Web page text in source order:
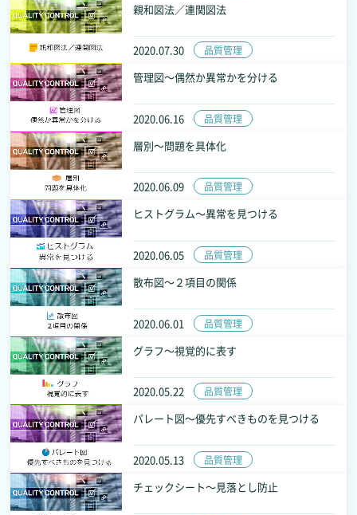
2020.07.30 品質管理
親和図法／連関図法
2020.06.16 品質管理
管理図～偶然か異常かを分ける
2020.06.09 品質管理
層別～問題を具体化
2020.06.05 品質管理
ヒストグラム～異常を見つける
2020.06.01 品質管理
散布図～２項目の関係
2020.05.22 品質管理
グラフ～視覚的に表す
2020.05.13 品質管理
パレート図～優先すべきものを見つける
チェックシート～見落とし防止